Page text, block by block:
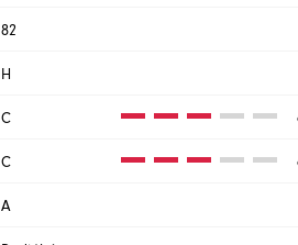
82
H
C
C
A